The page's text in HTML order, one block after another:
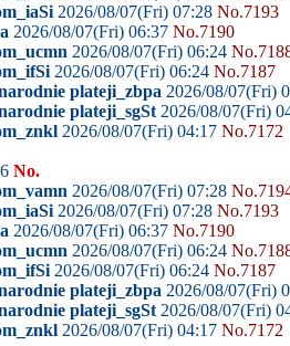
2026/08/07(Fri) 07:28 No.7193
2026/08/07(Fri) 06:37 No.7190
2026/08/07(Fri) 06:24
2026/08/07(Fri) 06:24 No.7187
plateji_zbpa 2026/08/07(Fri)
plateji_sgSt 2026/08/07(Fri)
2026/08/07(Fri) 04:17 No.7172
No.
2026/08/07(Fri) 07:28
2026/08/07(Fri) 07:28 No.7193
2026/08/07(Fri) 06:37 No.7190
2026/08/07(Fri) 06:24
2026/08/07(Fri) 06:24 No.7187
plateji_zbpa 2026/08/07(Fri)
plateji_sgSt 2026/08/07(Fri)
2026/08/07(Fri) 04:17 No.7172